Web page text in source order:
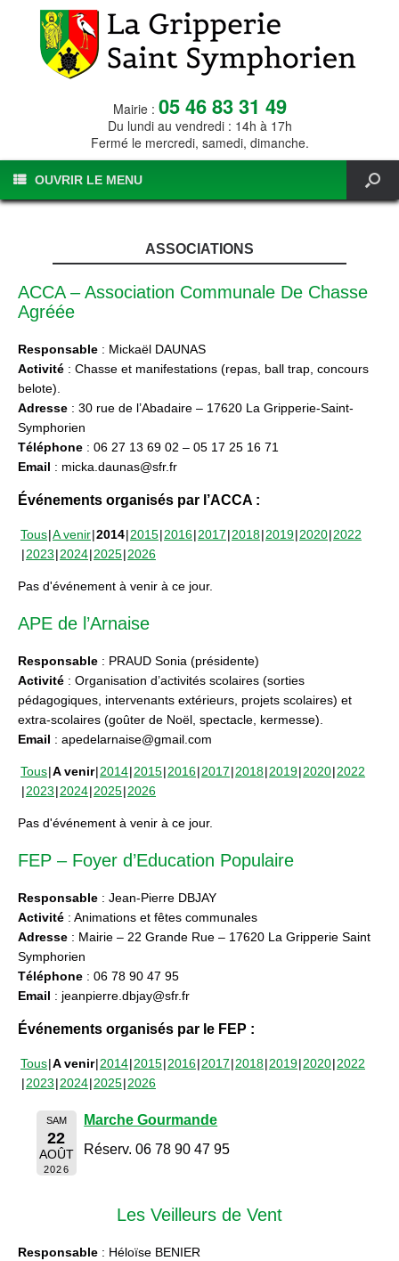
Mairie : 05 46 83 31 49
Du lundi au vendredi : 14h à 17h
Fermé le mercredi, samedi, dimanche.
OUVRIR LE MENU
ASSOCIATIONS
ACCA – Association Communale De Chasse
Agréée
Responsable : Mickaël DAUNAS
Activité : Chasse et manifestations (repas, ball trap, concours
belote).
Adresse : 30 rue de l’Abadaire – 17620 La Gripperie-Saint-
Symphorien
Téléphone : 06 27 13 69 02 – 05 17 25 16 71
Email : micka.daunas@sfr.fr
Événements organisés par l’ACCA :
Tous A venir 2014 2015 2016 2017 2018 2019 2020 2022
2023 2024 2025 2026
Pas d'événement à venir à ce jour.
APE de l’Arnaise
Responsable : PRAUD Sonia (présidente)
Activité : Organisation d’activités scolaires (sorties
pédagogiques, intervenants extérieurs, projets scolaires) et
extra-scolaires (goûter de Noël, spectacle, kermesse).
Email : apedelarnaise@gmail.com
Tous A venir 2014 2015 2016 2017 2018 2019 2020 2022
2023 2024 2025 2026
Pas d'événement à venir à ce jour.
FEP – Foyer d’Education Populaire
Responsable : Jean-Pierre DBJAY
Activité : Animations et fêtes communales
Adresse : Mairie – 22 Grande Rue – 17620 La Gripperie Saint
Symphorien
Téléphone : 06 78 90 47 95
Email : jeanpierre.dbjay@sfr.fr
Événements organisés par le FEP :
Tous A venir 2014 2015 2016 2017 2018 2019 2020 2022
2023 2024 2025 2026
SAM
22
AOÛT
2026
Marche Gourmande
Réserv. 06 78 90 47 95
Les Veilleurs de Vent
Responsable : Héloïse BENIER